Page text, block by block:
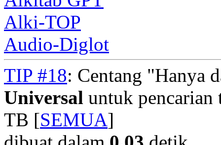
Alki-TOP
Audio-Diglot
TIP #18: Centang "Hanya
Universal untuk pencarian
TB [SEMUA]